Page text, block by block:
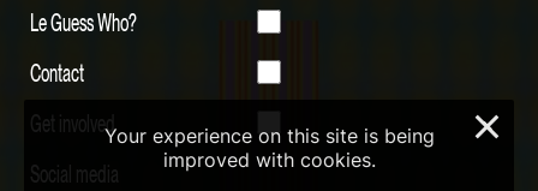
Le Guess Who?
Contact
Get involved
Social media
Your experience on this site is being
improved with cookies.
×